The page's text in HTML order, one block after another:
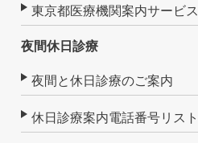
東京都医療機関案内サービ
夜間休日診療
夜間と休日診療のご案内
休日診療案内電話番号リスト